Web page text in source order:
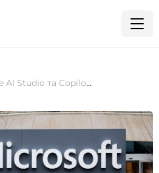
Microsoft оновлює Azure AI Studio та Copilot Studio. Що змінюється?